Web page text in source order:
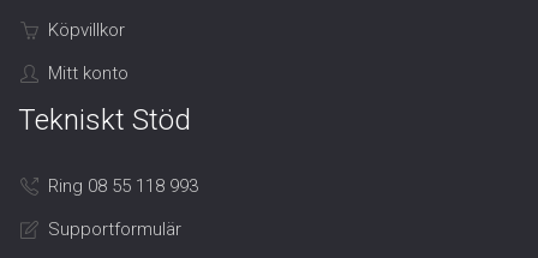
Köpvillkor
Mitt konto
Tekniskt Stöd
Ring 08 55 118 993
Supportformulär